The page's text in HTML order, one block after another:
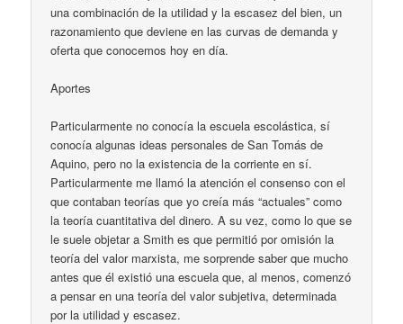
una combinación de la utilidad y la escasez del bien, un
razonamiento que deviene en las curvas de demanda y
oferta que conocemos hoy en día.
Aportes
Particularmente no conocía la escuela escolástica, sí
conocía algunas ideas personales de San Tomás de
Aquino, pero no la existencia de la corriente en sí.
Particularmente me llamó la atención el consenso con el
que contaban teorías que yo creía más “actuales” como
la teoría cuantitativa del dinero. A su vez, como lo que se
le suele objetar a Smith es que permitió por omisión la
teoría del valor marxista, me sorprende saber que mucho
antes que él existió una escuela que, al menos, comenzó
a pensar en una teoría del valor subjetiva, determinada
por la utilidad y escasez.